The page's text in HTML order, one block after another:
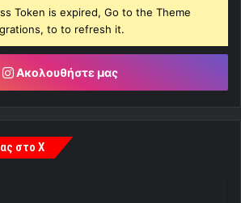
Token is expired, Go to the Theme
to to refresh it.
Ακολουθήστε μας
στο X